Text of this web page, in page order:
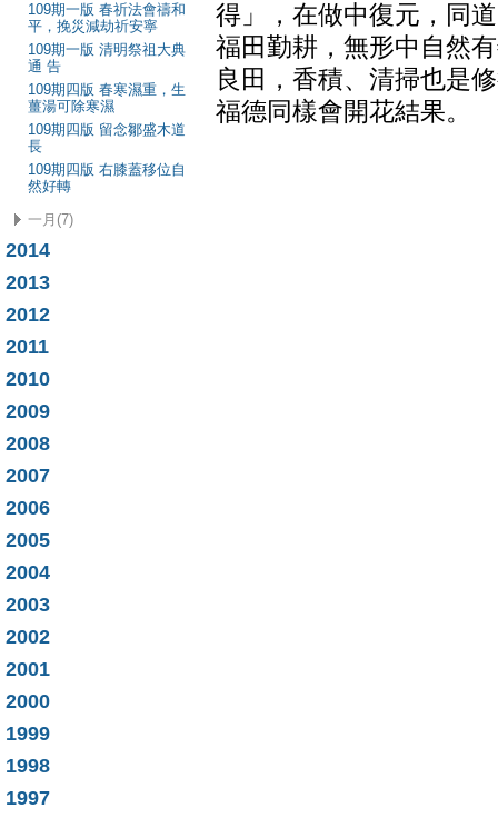
109期一版 春祈法會禱和
平，挽災減劫祈安寧
109期一版 清明祭祖大典
通 告
109期四版 春寒濕重，生
薑湯可除寒濕
109期四版 留念鄒盛木道
長
109期四版 右膝蓋移位自
然好轉
一月(7)
2014
2013
2012
2011
2010
2009
2008
2007
2006
2005
2004
2003
2002
2001
2000
1999
1998
1997
得」，在做中復元，同
福田勤耕，無形中自然
良田，香積、清掃也是
福德同樣會開花結果。